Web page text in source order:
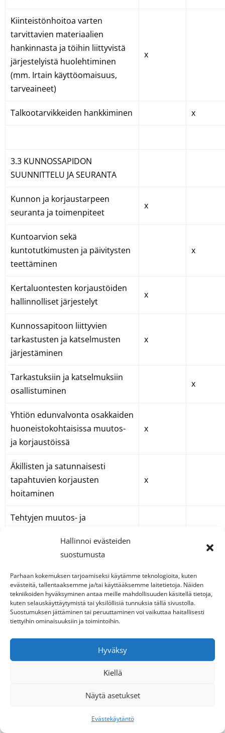
Hallinnoi evästeiden
suostumusta
Parhaan kokemuksen tarjoamiseksi käytämme teknologioita, kuten
evästeitä, tallentaaksemme ja/tai käyttääksemme laitetietoja. Näiden
tekniikoiden hyväksyminen antaa meille mahdollisuuden käsitellä tietoja,
kuten selauskäyttäytymistä tai yksilöllisiä tunnuksia tällä sivustolla.
Suostumuksen jättäminen tai peruuttaminen voi vaikuttaa haitallisesti
tiettyihin ominaisuuksiin ja toimintoihin.
Hyväksy
Kiellä
Näytä asetukset
Evästekäytäntö
Kiinteistönhoitoa varten
tarvittavien materiaalien
hankinnasta ja töihin liittyvistä
järjestelyistä huolehtiminen
(mm. Irtain käyttöomaisuus,
tarveaineet)
x
Talkootarvikkeiden hankkiminen x
3.3 KUNNOSSAPIDON
SUUNNITTELU JA SEURANTA
Kunnon ja korjaustarpeen
seuranta ja toimenpiteet
x
Kuntoarvion sekä
kuntotutkimusten ja päivitysten
teettäminen
x
Kertaluontesten korjaustöiden
hallinnolliset järjestelyt
x
Kunnossapitoon liittyvien
tarkastusten ja katselmusten
järjestäminen
x
Tarkastuksiin ja katselmuksiin
osallistuminen
x
Yhtiön edunvalvonta osakkaiden
huoneistokohtaisissa muutos-
ja korjaustöissä
x
Äkillisten ja satunnaisesti
tapahtuvien korjausten
hoitaminen
x
Tehtyjen muutos- ja
dokumentointi
kunnossapitosuunnitelman
(tekninen PTS, 5 vuotta)
laatiminen kustannusarvioineen
x
PERUSPARANNUSHANKKEET